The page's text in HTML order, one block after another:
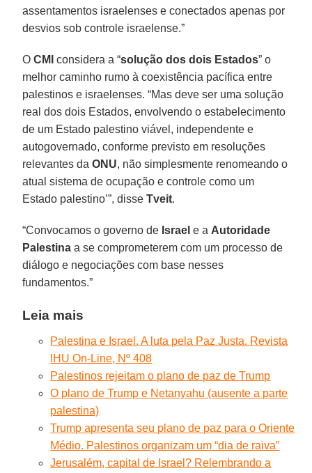
assentamentos israelenses e conectados apenas por
desvios sob controle israelense.”
OCMI considera a “solução dos dois Estados” o
melhor caminho rumo à coexistência pacífica entre
palestinos e israelenses. “Mas deve ser uma solução
real dos dois Estados, envolvendo o estabelecimento
de um Estado palestino viável, independente e
autogovernado, conforme previsto em resoluções
relevantes daONU, não simplesmente renomeando o
atual sistema de ocupação e controle como um
Estado palestino’”, disseTveit.
“Convocamos o governo de Israel e a Autoridade
Palestina a se comprometerem com um processo de
diálogo e negociações com base nesses
fundamentos.”
Leia mais
Palestina e Israel. A luta pela Paz Justa. Revista
IHU On-Line, Nº 408
Palestinos rejeitam o plano de paz de Trump
O plano de Trump e Netanyahu (ausente a parte
palestina)
Trump apresenta seu plano de paz para o Oriente
Médio. Palestinos organizam um “dia de raiva”
Jerusalém, capital de Israel? Relembrando a